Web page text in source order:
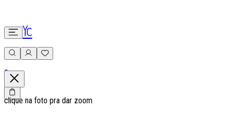
0
clique na foto pra dar zoom